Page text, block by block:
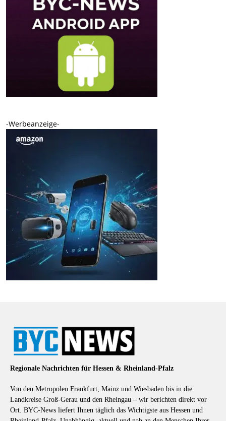
-Werbeanzeige-
Regionale Nachrichten für Hessen & Rheinland-Pfalz
Von den Metropolen Frankfurt, Mainz und Wiesbaden bis in die
Landkreise Groß-Gerau und den Rheingau – wir berichten direkt vor
Ort. BYC-News liefert Ihnen täglich das Wichtigste aus Hessen und